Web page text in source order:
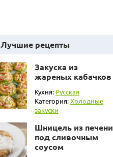
Лучшие рецепты
Закуска из
жареных кабачков
Кухня: Русская
Категория:Холодные
закуски
Шницель из печени
под сливочным
соусом